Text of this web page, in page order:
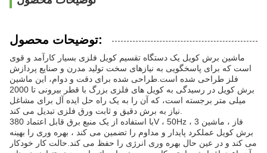
توضیحات محصول:
ماشین برش کویل یک دستگاه تقسیم کویل فلزی بسیار کارآمد و قوی
است که برای پاسخگویی به نیازهای سخت تولید مدرن و صنایع پردازش
فلز طراحی شده است.طراحی شده برای دقت و دوام، این ماشین
برش کویل در رسیدگی به کویل های فلزی بزرگ با قطر بیرونی تا 2000
میلی متر برجسته است، که آن را به یک راه حل ایده آل برای مشاغل
با استفاده از یک منبع برق قابل اعتماد 380V ، 50Hz ، 3 فاز ، ماشین
برش کویل عملکرد پایدار و مداوم را تضمین می کند ، بهره وری را بهینه
می کند و در عین حال بهره وری انرژی را حفظ می کند.حالت کار خودکار